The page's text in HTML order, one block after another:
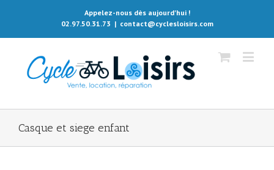
Appelez-nous dès aujourd'hui !
02.97.50.31.73 | contact@cyclesloisirs.com
Casque et siege enfant